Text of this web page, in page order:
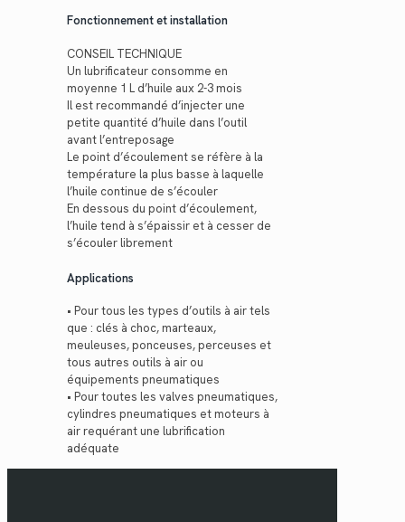
Fonctionnement et installation
CONSEIL TECHNIQUE
Un lubrificateur consomme en
moyenne 1 L d’huile aux 2-3 mois
Il est recommandé d’injecter une
petite quantité d’huile dans l’outil
avant l’entreposage
Le point d’écoulement se réfère à la
température la plus basse à laquelle
l’huile continue de s’écouler
En dessous du point d’écoulement,
l’huile tend à s’épaissir et à cesser de
s’écouler librement
Applications
• Pour tous les types d’outils à air tels
que : clés à choc, marteaux,
meuleuses, ponceuses, perceuses et
tous autres outils à air ou
équipements pneumatiques
• Pour toutes les valves pneumatiques,
cylindres pneumatiques et moteurs à
air requérant une lubrification
adéquate